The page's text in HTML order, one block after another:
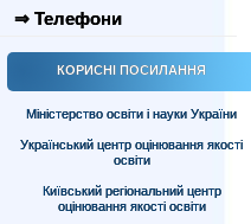
⇒ Телефони
КОРИСНІ ПОСИЛАННЯ
Міністерство освіти і науки України
Український центр оцінювання якості
освіти
Київський регіональний центр
оцінювання якості освіти